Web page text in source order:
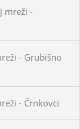
mreži -
- Grubišno
- Črnkovci